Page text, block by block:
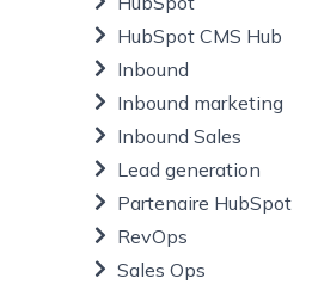
HubSpot CMS Hub
Inbound
Inbound marketing
Inbound Sales
Lead generation
Partenaire HubSpot
RevOps
Sales Ops